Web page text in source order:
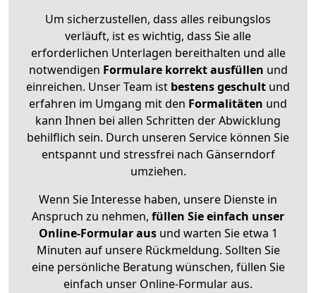
Um sicherzustellen, dass alles reibungslos
verläuft, ist es wichtig, dass Sie alle
erforderlichen Unterlagen bereithalten und alle
notwendigen Formulare korrekt ausfüllen und
einreichen. Unser Team ist bestens geschult und
erfahren im Umgang mit den Formalitäten und
kann Ihnen bei allen Schritten der Abwicklung
behilflich sein. Durch unseren Service können Sie
entspannt und stressfrei nach Gänserndorf
umziehen.
Wenn Sie Interesse haben, unsere Dienste in
Anspruch zu nehmen, füllen Sie einfach unser
Online-Formular ausund warten Sie etwa 1
Minuten auf unsere Rückmeldung. Sollten Sie
eine persönliche Beratung wünschen, füllen Sie
einfach unser Online-Formular aus.